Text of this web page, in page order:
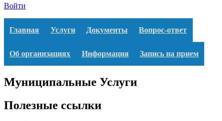
Войти
Главная Услуги Документы Вопрос-ответ
Об организациях Информация Запись на прием
Муниципальные Услуги
Полезные ссылки